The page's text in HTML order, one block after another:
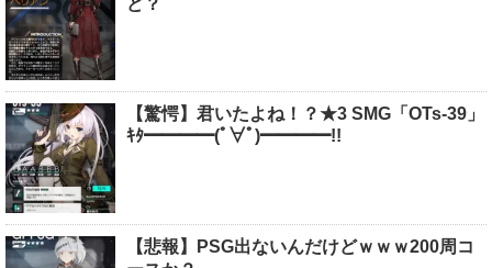
【驚愕】君いたよね！？★3 SMG「OTs-39」
ｷﾀ━━━━(ﾟ∀ﾟ)━━━━!!
【悲報】PSG出ないんだけどｗｗｗ200周コ